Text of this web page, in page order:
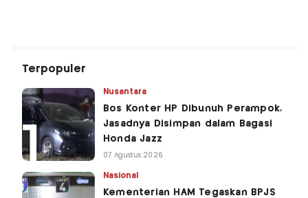
Terpopuler
Nusantara
Bos Konter HP Dibunuh Perampok,
Jasadnya Disimpan dalam Bagasi
Honda Jazz
07 Agustus 2026
Nasional
Kementerian HAM Tegaskan BPJS